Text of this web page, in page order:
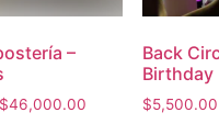
–
$46,000.00
Back
Birthday
$5,500.00